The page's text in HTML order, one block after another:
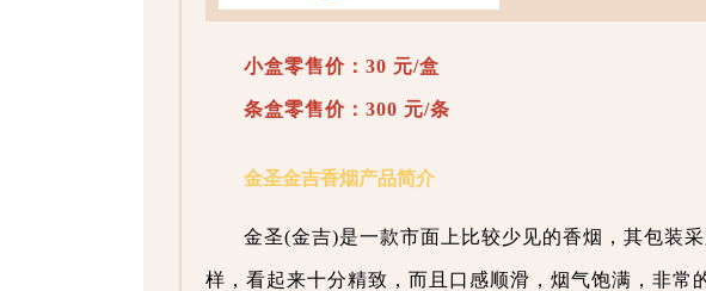
小盒零售价：30 元/盒
条盒零售价：300 元/条
金圣金吉香烟产品简介
金圣(金吉)是一款市面上比较少见的香烟，其包装
样，看起来十分精致，而且口感顺滑，烟气饱满，非常